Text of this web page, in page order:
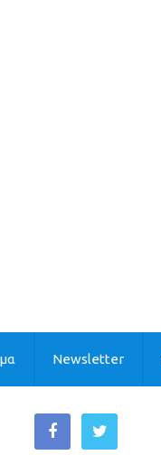
Newsletter